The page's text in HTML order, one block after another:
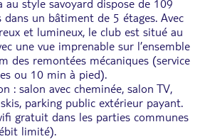
au style savoyard dispose de 109
un bâtiment de 5 étages. Avec
et lumineux, le club est situé au
une vue imprenable sur l’ensemble
des remontées mécaniques (service
ou 10 min à pied).
: salon avec cheminée, salon TV,
parking public extérieur payant.
gratuit dans les parties communes
limité).